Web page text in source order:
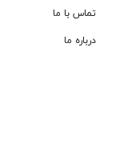
تماس با ما
درباره ما